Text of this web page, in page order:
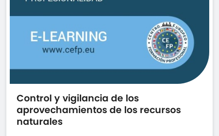
Control y vigilancia de los
aprovechamientos de los recursos
naturales